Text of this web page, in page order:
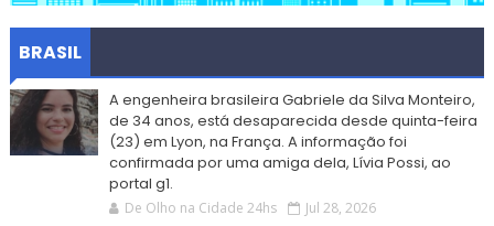
BRASIL
A engenheira brasileira Gabriele da Silva Monteiro,
de 34 anos, está desaparecida desde quinta-feira
(23) em Lyon, na França. A informação foi
confirmada por uma amiga dela, Lívia Possi, ao
portal g1.
De Olho na Cidade 24hs Jul 28, 2026